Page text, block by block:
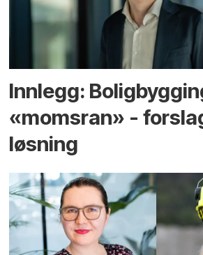
Innlegg:
«momsran» -
løsning